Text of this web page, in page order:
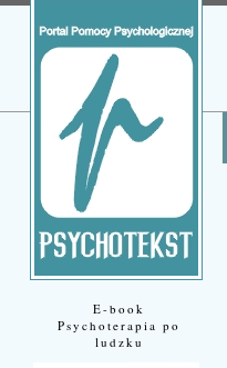
E-book
Psychoterapia po
ludzku